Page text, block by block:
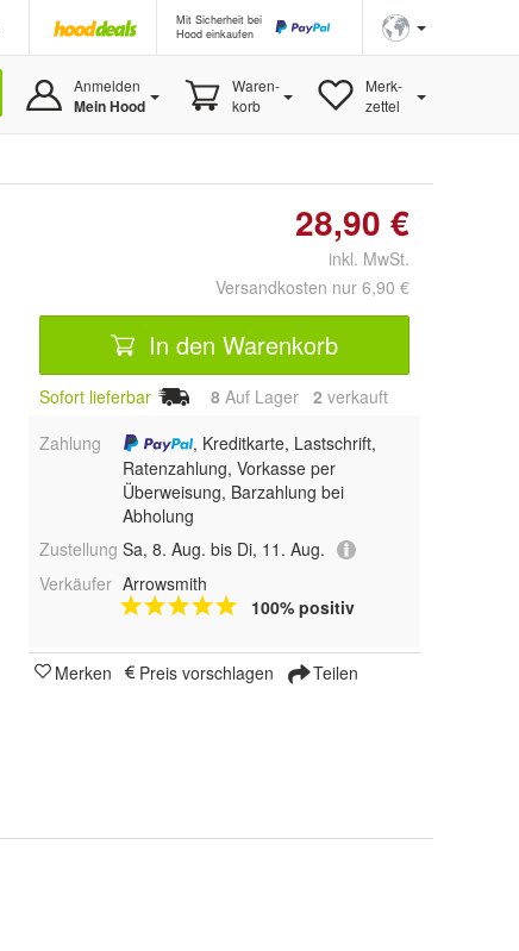
Mit Sicherheit bei
Hood einkaufen
Anmelden
Mein Hood
Waren-
korb
Merk-
zettel
28,90 €
inkl. MwSt.
Versandkosten nur 6,90 €
In den Warenkorb
Sofort lieferbar 8 Auf Lager 2 verkauft
Zahlung
, Kreditkarte, Lastschrift,
Ratenzahlung, Vorkasse per
Überweisung, Barzahlung bei
Abholung
Zustellung Sa, 8. Aug. bis Di, 11. Aug.
Verkäufer Arrowsmith
100% positiv
Merken Preis vorschlagen Teilen